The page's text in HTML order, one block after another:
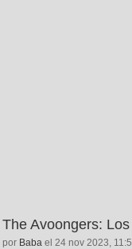
The Avoongers:
por Baba el 24 nov 2023,